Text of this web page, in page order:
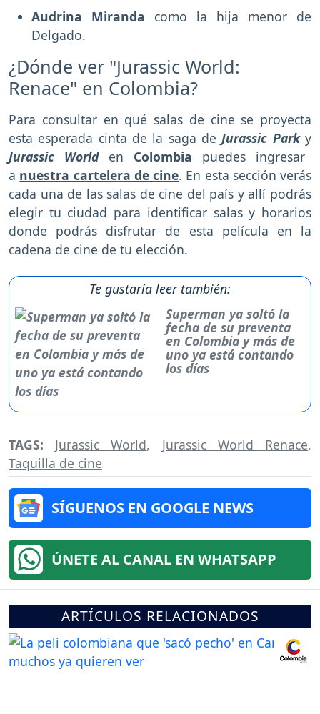
Audrina Miranda como la hija menor de
Delgado.
¿Dónde ver "Jurassic World:
Renace" en Colombia?
Para consultar en qué salas de cine se proyecta
esta esperada cinta de la saga deJurassic Parky
Jurassic World en Colombia puedes ingresar
a nuestra cartelera de cine. En esta sección verás
cada una de las salas de cine del país y allí podrás
elegir tu ciudad para identificar salas y horarios
donde podrás disfrutar de esta película en la
cadena de cine de tu elección.
Te gustaría leer también:
Superman ya soltó la
fecha de su preventa
en Colombia y más de
uno ya está contando
los días
TAGS: Jurassic World, Jurassic World Renace,
Taquilla de cine
SÍGUENOS EN GOOGLE NEWS
ÚNETE AL CANAL EN WHATSAPP
ARTÍCULOS RELACIONADOS